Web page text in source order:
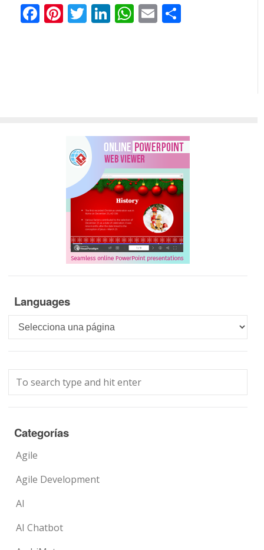
Facebook
Pinterest
Twitter
LinkedIn
WhatsApp
Email
Languages
Languages
Categorías
Agile
Agile Development
AI
AI Chatbot